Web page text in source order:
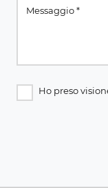
Ho preso